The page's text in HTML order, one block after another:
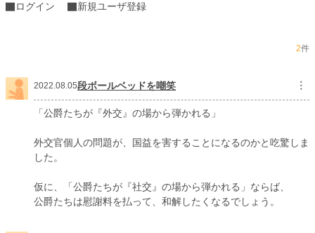
ログイン
新規ユーザ登録
2件
2022.08.05段ボールベッドを嘲笑 ︙
「公爵たちが『外交』の場から弾かれる」
外交官個人の問題が、国益を害することになるのかと吃驚しま
した。
仮に、「公爵たちが『社交』の場から弾かれる」ならば、
公爵たちは慰謝料を払って、和解したくなるでしょう。